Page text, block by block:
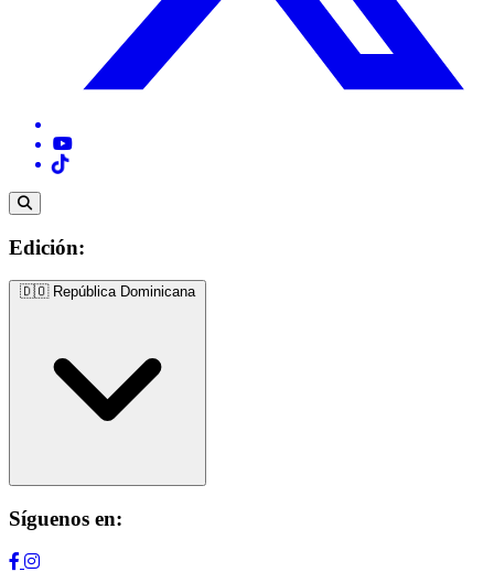
Edición:
🇩🇴 República Dominicana
Síguenos en: